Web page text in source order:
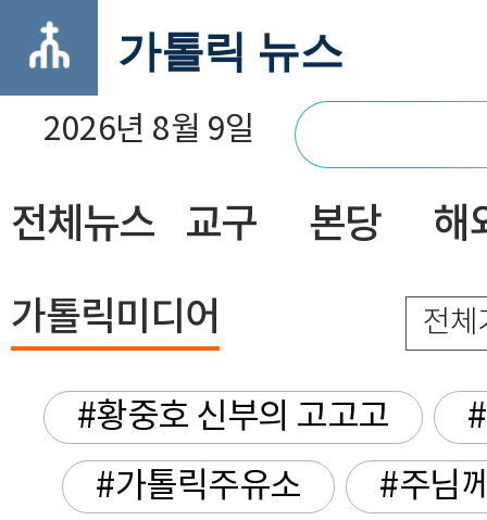
가톨릭 뉴스
2026년 8월 9일
닫기
전체뉴스 교구 본당 해
가톨릭미디어 전체
#황중호 신부의 고고고
#가톨릭주유소
#주님